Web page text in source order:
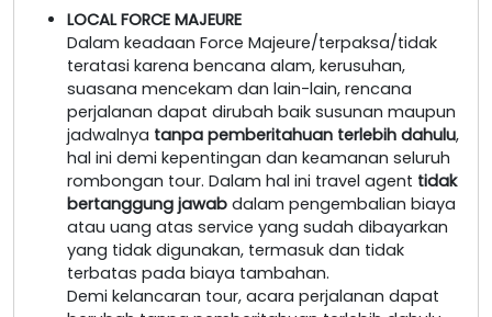
LOCAL FORCE MAJEURE
Dalam keadaan Force Majeure/terpaksa/tidak
teratasi karena bencana alam, kerusuhan,
suasana mencekam dan lain-lain, rencana
perjalanan dapat dirubah baik susunan maupun
jadwalnya tanpa pemberitahuan terlebih dahulu,
hal ini demi kepentingan dan keamanan seluruh
rombongan tour. Dalam hal ini travel agent tidak
bertanggung jawab dalam pengembalian biaya
atau uang atas service yang sudah dibayarkan
yang tidak digunakan, termasuk dan tidak
terbatas pada biaya tambahan.
Demi kelancaran tour, acara perjalanan dapat